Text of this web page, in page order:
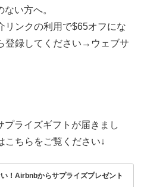
い方へ。
リンクの利用で$65オフにな
登録してください→ウェブサ
プライズギフトが届きまし
こちらをご覧ください↓
！Airbnbからサプライズプレゼント